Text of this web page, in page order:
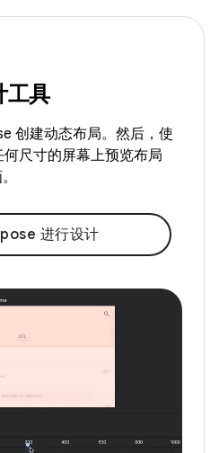
工具
创建动态布局。然后，使
尺寸的屏幕上预览布局
进行设计